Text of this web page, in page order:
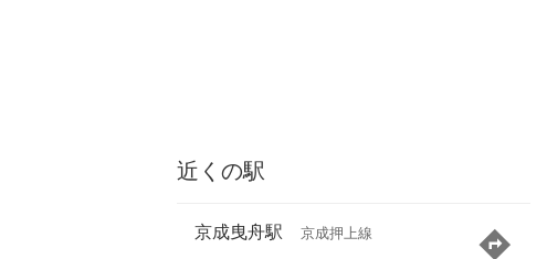
近くの駅
京成曳舟駅 京成押上線